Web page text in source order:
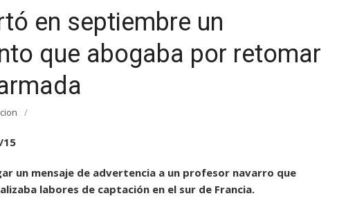
en septiembre un
que abogaba por retomar
/
15
un mensaje de advertencia a un profesor navarro que
labores de captación en el sur de Francia.